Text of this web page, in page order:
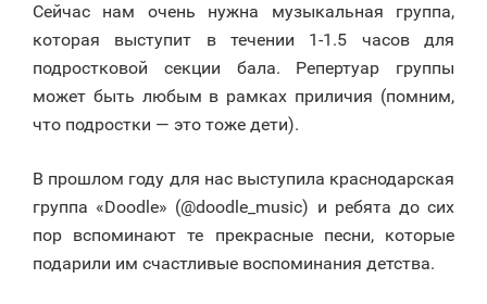
Сейчас нам очень нужна музыкальная группа,
которая выступит в течении 1-1.5 часов для
подростковой секции бала. Репертуар группы
может быть любым в рамках приличия (помним,
что подростки — это тоже дети).
В прошлом году для нас выступила краснодарская
группа «Doodle» (@doodle_music) и ребята до сих
пор вспоминают те прекрасные песни, которые
подарили им счастливые воспоминания детства.